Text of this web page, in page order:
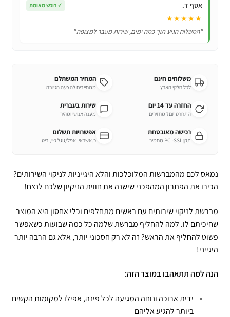
אסף ד. ✓ רוכש מאומת
★★★★★
"המשלוח הגיע תוך כמה ימים, שירות מעבר למצופה."
משלוחים חינם
לכל חלקי הארץ
המחיר המשתלם
מתחייבים להצעה הטובה
החזרה עד 14 יום
התחרטתם? מחזירים
שירות בעברית
מענה אנושי ומהיר
רכישה מאובטחת
תקן PCI-SSL מחמיר
אפשרויות תשלום
כ.אשראי, אפל/גוגל פיי, ביט
נמאס לכם מהמברשות המלוכלכות והלא היגייניות לניקוי השירותים?
הכירו את הפתרון המהפכני שישנה את חווית הניקיון שלכם לנצח!
מברשת לניקוי שירותים עם ראשים מתחלפים וכלי אחסון היא המוצר
שחיכיתם לו. למה להחליף מברשת שלמה כל כמה שבועות כשאפשר
פשוט להחליף את הראש? זה לא רק חסכוני יותר, אלא גם הרבה יותר
היגייני!
הנה למה תתאהבו במוצר הזה:
ידית ארוכה ונוחה המגיעה לכל פינה, אפילו למקומות הקשים
ביותר להגיע אליהם